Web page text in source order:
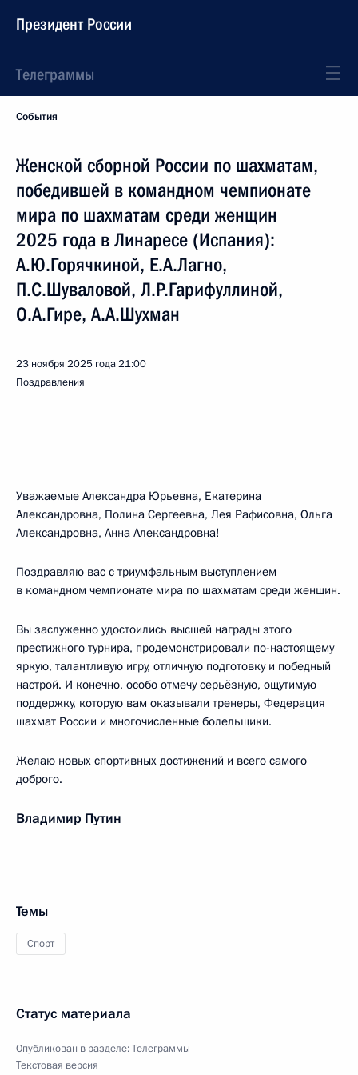
Президент России
Телеграммы
События
Женской сборной России по шахматам,
победившей в командном чемпионате
мира по шахматам среди женщин
2025 года в Линаресе (Испания):
А.Ю.Горячкиной, Е.А.Лагно,
П.С.Шуваловой, Л.Р.Гарифуллиной,
О.А.Гире, А.А.Шухман
23 ноября 2025 года21:00
Поздравления
Уважаемые Александра Юрьевна, Екатерина
Александровна, Полина Сергеевна, Лея Рафисовна, Ольга
Александровна, Анна Александровна!
Поздравляю вас с триумфальным выступлением
в командном чемпионате мира по шахматам среди женщин.
Вы заслуженно удостоились высшей награды этого
престижного турнира, продемонстрировали по-настоящему
яркую, талантливую игру, отличную подготовку и победный
настрой. И конечно, особо отмечу серьёзную, ощутимую
поддержку, которую вам оказывали тренеры, Федерация
шахмат России и многочисленные болельщики.
Желаю новых спортивных достижений и всего самого
доброго.
Владимир Путин
Темы
Спорт
Статус материала
Опубликован в разделе:Телеграммы
Текстовая версия